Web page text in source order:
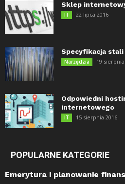
Sklep
IT 22 lipca 2016
Specyfikacja stali
Narzędzia 19 sierpnia
Odpowiedni
internetowego
IT 15 sierpnia 2016
POPULARNE KATEGORIE
Emerytura i planowanie